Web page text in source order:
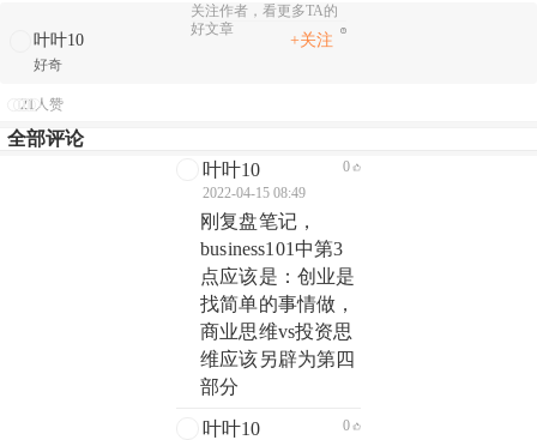
关注作者，看更多TA的
好文章
叶叶10
好奇
+关注
21人赞
全部评论
叶叶10
2022-04-15 08:49
0
刚复盘笔记，
business101中第3
点应该是：创业是
找简单的事情做，
商业思维vs投资思
维应该另辟为第四
部分
叶叶10 0